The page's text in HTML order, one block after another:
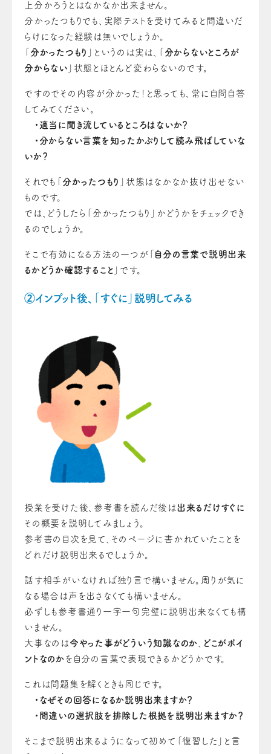
上分かろうとはなかなか出来ません。
分かったつもりでも、実際テストを受けてみると間違いだ
らけになった経験は無いでしょうか。
分かったつもり 」というのは実は、「 分からないところが
分からない 」状態とほとんど変わらないのです。
ですのでその内容が分かった！と思っても、常に自問自答
してみてください。
・適当に聞き流しているところはないか？
・分からない言葉を知ったかぶりして読み飛ばしていな
いか？
それでも「 分かったつもり
」状態はなかなか抜け出せない
ものです。
では、どうしたら「分かったつもり」かどうかをチェックでき
るのでしょうか。
そこで有効になる方法の一つが「 自分の言葉で説明出来
るかどうか確認すること 」です。
②インプット後、「すぐに」説明してみる
授業を受けた後、参考書を読んだ後は 出来るだけすぐに
その概要を説明してみましょう。
参考書の目次を見て、そのページに書かれていたことを
どれだけ説明出来るでしょうか。
話す相手がいなければ独り言で構いません。周りが気に
なる場合は声を出さなくても構いません。
必ずしも参考書通り一字一句完璧に説明出来なくても構
いません。
大事なのは 今やった事がどういう知識なのか
どこがポイ
ントなのか を自分の言葉で表現できるかどうかです。
これは問題集を解くときも同じです。
・なぜその回答になるか説明出来ますか？
・間違いの選択肢を排除した根拠を説明出来ますか？
そこまで説明出来るようになって初めて「復習した」と言